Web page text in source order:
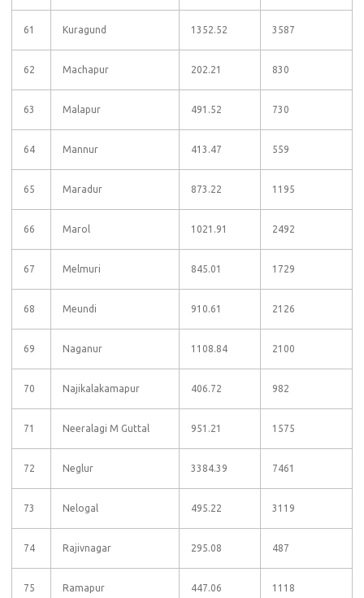
61 Kuragund 1352.52 3587
62 Machapur 202.21 830
63 Malapur 491.52 730
64 Mannur 413.47 559
65 Maradur 873.22 1195
66 Marol 1021.91 2492
67 Melmuri 845.01 1729
68 Meundi 910.61 2126
69 Naganur 1108.84 2100
70 Najikalakamapur 406.72 982
71 Neeralagi M Guttal 951.21 1575
72 Neglur 3384.39 7461
73 Nelogal 495.22 3119
74 Rajivnagar 295.08 487
75 Ramapur 447.06 1118